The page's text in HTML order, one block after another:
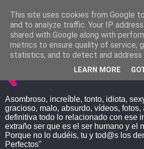
Asombroso, increíble, tonto, idiota,
gracioso, malo, absurdo, vídeos, fotos,
definitiva todo lo relacionado con ese
extraño ser que es el ser humano y el
Porque no lo dudéis, tu y tod@s los
Perfectos"
This site uses cookies from Google
and to analyze traffic. Your IP
shared with Google along with
metrics to ensure quality of service,
statistics, and to detect and address
LEARN MORE